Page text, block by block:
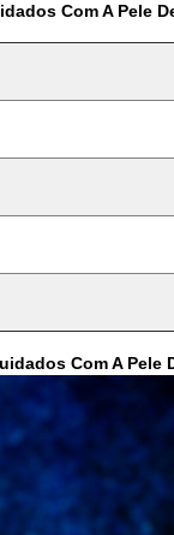
Com A Pele
Com A Pele